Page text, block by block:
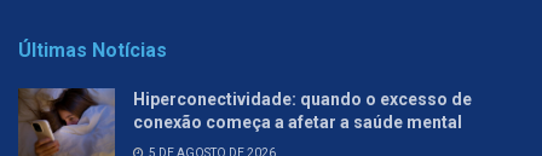
Últimas Notícias
Hiperconectividade: quando o excesso de
conexão começa a afetar a saúde mental
5 DE AGOSTO DE 2026